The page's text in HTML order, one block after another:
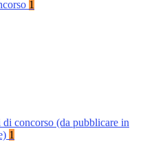
1
di concorso (da pubblicare in
1